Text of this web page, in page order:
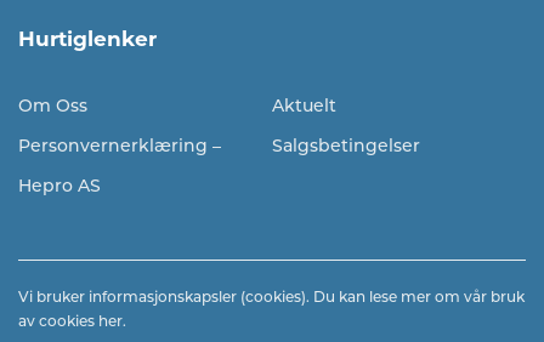
Hurtiglenker
Om Oss
Aktuelt
Personvernerklæring –
Hepro AS
Salgsbetingelser
Vi bruker informasjonskapsler (cookies). Du kan lese mer om vår bruk
av cookies her.